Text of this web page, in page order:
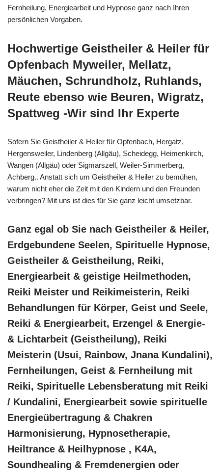
Fernheilung, Energiearbeit und Hypnose ganz nach Ihren
persönlichen Vorgaben.
Hochwertige Geistheiler & Heiler für
Opfenbach Myweiler, Mellatz,
Mäuchen, Schrundholz, Ruhlands,
Reute ebenso wie Beuren, Wigratz,
Spattweg -Wir sind Ihr Experte
Sofern Sie Geistheiler & Heiler für Opfenbach, Hergatz,
Hergensweiler, Lindenberg (Allgäu), Scheidegg, Heimenkirch,
Wangen (Allgäu) oder Sigmarszell, Weiler-Simmerberg,
Achberg.. Anstatt sich um Geistheiler & Heiler zu bemühen,
warum nicht eher die Zeit mit den Kindern und den Freunden
verbringen? Mit uns ist dies für Sie ganz leicht umsetzbar.
Ganz egal ob Sie nach Geistheiler & Heiler,
Erdgebundene Seelen, Spirituelle Hypnose,
Geistheiler & Geistheilung, Reiki,
Energiearbeit & geistige Heilmethoden,
Reiki Meister und Reikimeisterin, Reiki
Behandlungen für Körper, Geist und Seele,
Reiki & Energiearbeit, Erzengel & Energie-
& Lichtarbeit (Geistheilung), Reiki
Meisterin (Usui, Rainbow, Jnana Kundalini),
Fernheilungen, Geist & Fernheilung mit
Reiki, Spirituelle Lebensberatung mit Reiki
/ Kundalini, Energiearbeit sowie spirituelle
Energieübertragung & Chakren
Harmonisierung, Hypnosetherapie,
Heiltrance & Heilhypnose , K4A,
Soundhealing & Fremdenergien oder